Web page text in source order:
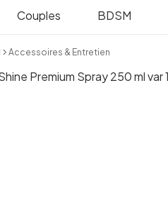
Couples BDSM
Accessoires & Entretien